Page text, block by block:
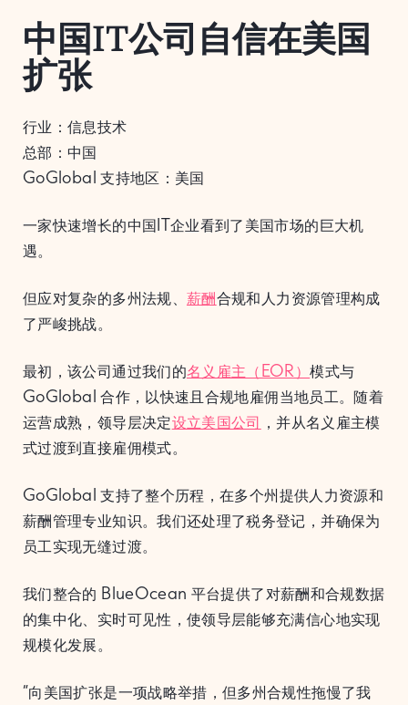
中国IT公司自信在美国
扩张
行业：信息技术
总部：中国
GoGlobal 支持地区：美国
一家快速增长的中国IT企业看到了美国市场的巨大机
遇。
但应对复杂的多州法规、 薪酬合规和人力资源管理构成
了严峻挑战。
最初，该公司通过我们的名义雇主（EOR）模式与
GoGlobal 合作，以快速且合规地雇佣当地员工。随着
运营成熟，领导层决定设立美国公司 ，并从名义雇主模
式过渡到直接雇佣模式。
GoGlobal 支持了整个历程，在多个州提供人力资源和
薪酬管理专业知识。我们还处理了税务登记，并确保为
员工实现无缝过渡。
我们整合的 BlueOcean 平台提供了对薪酬和合规数据
的集中化、实时可见性，使领导层能够充满信心地实现
规模化发展。
“向美国扩张是一项战略举措，但多州合规性拖慢了我